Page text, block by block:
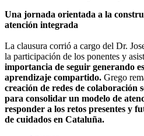
Una jornada orientada a la
atención integrada
La clausura corrió a cargo del Dr.
la participación de los ponentes y
importancia de seguir generando
aprendizaje compartido. Grego
creación de redes de colaboración
para consolidar un modelo de
responder a los retos presentes y
de cuidados en Cataluña.